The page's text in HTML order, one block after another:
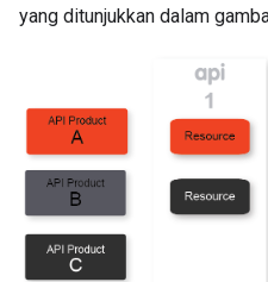
yang ditunjukkan dalam